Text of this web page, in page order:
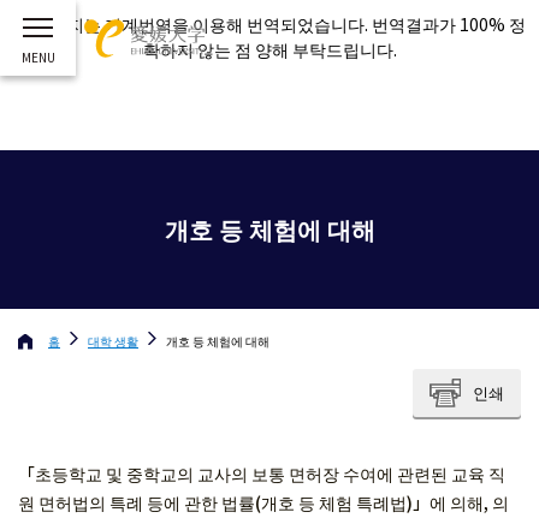
이 페이지는 기계번역을 이용해 번역되었습니다. 번역결과가 100% 정
확하지 않는 점 양해 부탁드립니다.
개호 등 체험에 대해
홈 대학 생활 개호 등 체험에 대해
인쇄
「초등학교 및 중학교의 교사의 보통 면허장 수여에 관련된 교육 직
원 면허법의 특례 등에 관한 법률(개호 등 체험 특례법)」에 의해, 의